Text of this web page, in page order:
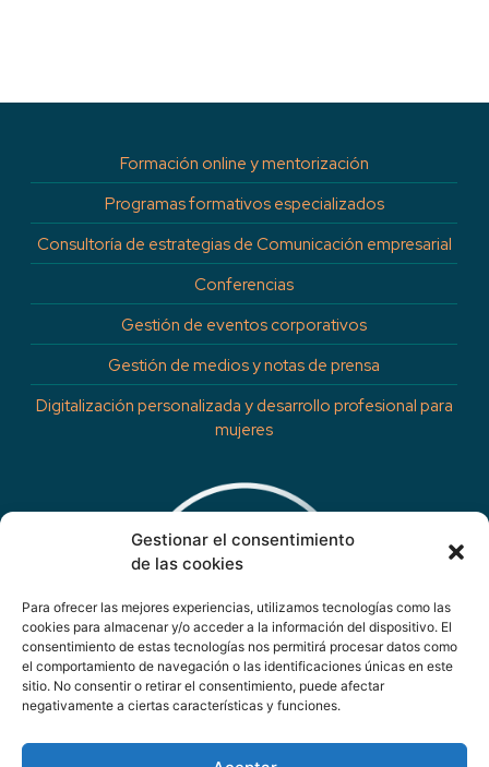
Gestionar el consentimiento
de las cookies
Para ofrecer las mejores experiencias, utilizamos tecnologías como las
cookies para almacenar y/o acceder a la información del dispositivo. El
consentimiento de estas tecnologías nos permitirá procesar datos como
el comportamiento de navegación o las identificaciones únicas en este
sitio. No consentir o retirar el consentimiento, puede afectar
negativamente a ciertas características y funciones.
Formación online y mentorización
Programas formativos especializados
Consultoría de estrategias de Comunicación empresarial
Conferencias
Gestión de eventos corporativos
Gestión de medios y notas de prensa
Digitalización personalizada y desarrollo profesional para
mujeres